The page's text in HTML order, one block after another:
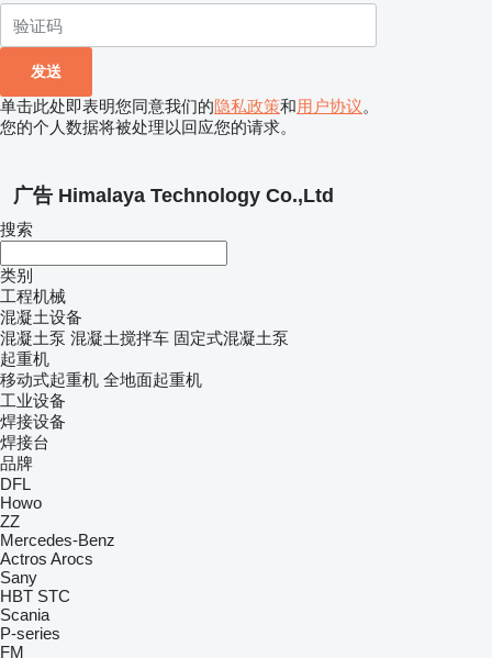
单击此处即表明您同意我们的隐私政策和用户协议。
您的个人数据将被处理以回应您的请求。
广告 Himalaya Technology Co.,Ltd
搜索
类别
工程机械
混凝土设备
混凝土泵 混凝土搅拌车 固定式混凝土泵
起重机
移动式起重机 全地面起重机
工业设备
焊接设备
焊接台
品牌
DFL
Howo
ZZ
Mercedes-Benz
Actros Arocs
Sany
HBT STC
Scania
P-series
FM